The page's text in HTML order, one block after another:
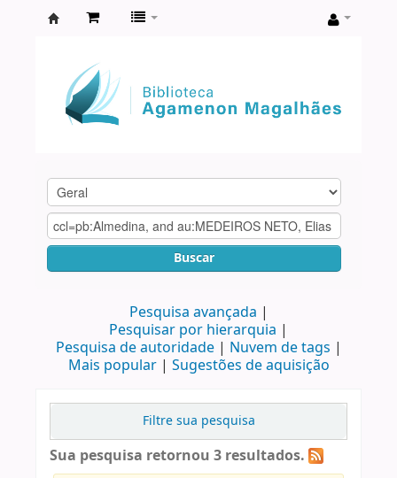
Agamenon
Magalhães
Buscar
Pesquisa avançada
Pesquisar por hierarquia
Pesquisa de autoridade
Nuvem de tags
Mais popular
Sugestões de aquisição
Filtre sua pesquisa
Sua pesquisa retornou 3 resultados.